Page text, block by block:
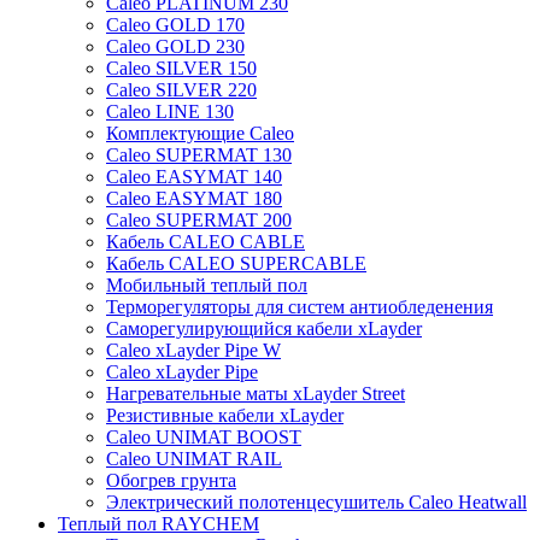
Caleo GOLD 170
Caleo GOLD 230
Caleo SILVER 150
Caleo SILVER 220
Caleo LINE 130
Комплектующие Caleo
Caleo SUPERMAT 130
Caleo EASYMAT 140
Caleo EASYMAT 180
Caleo SUPERMAT 200
Кабель CALEO CABLE
Кабель CALEO SUPERCABLE
Мобильный теплый пол
Терморегуляторы для систем антиобледенения
Саморегулирующийся кабели xLayder
Caleo xLayder Pipe W
Caleo xLayder Pipe
Нагревательные маты xLayder Street
Резистивные кабели xLayder
Caleo UNIMAT BOOST
Caleo UNIMAT RAIL
Обогрев грунта
Электрический полотенцесушитель Caleo Heatwall
Теплый пол RAYCHEM